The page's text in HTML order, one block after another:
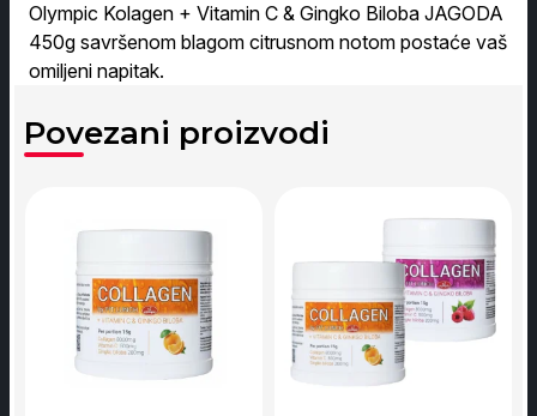
Olympic Kolagen + Vitamin C & Gingko Biloba JAGODA
450g savršenom blagom citrusnom notom postaće vaš
omiljeni napitak.
Povezani proizvodi